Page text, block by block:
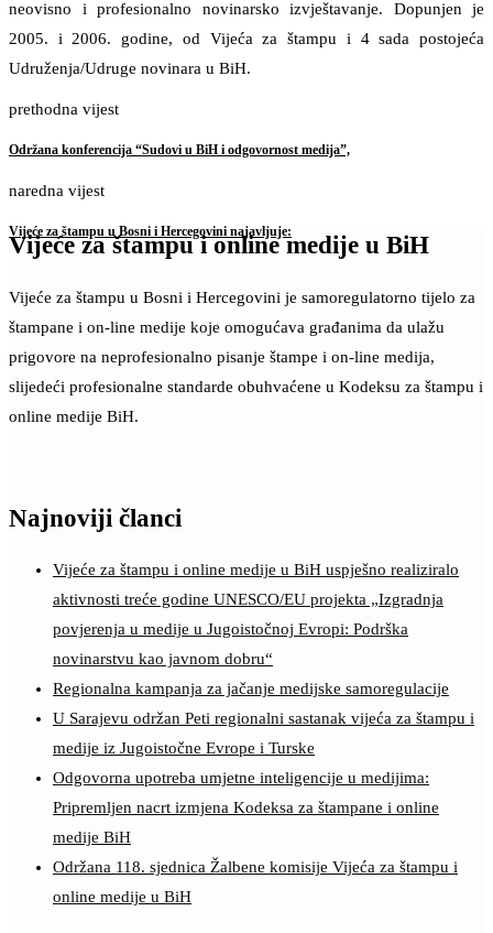
neovisno i profesionalno novinarsko izvještavanje. Dopunjen je
2005. i 2006. godine, od Vijeća za štampu i 4 sada postojeća
Udruženja/Udruge novinara u BiH.
prethodna vijest
Održana konferencija “Sudovi u BiH i odgovornost medija”,
naredna vijest
Vijeće za štampu u Bosni i Hercegovini najavljuje:
Vijeće za štampu i online medije u BiH
Vijeće za štampu u Bosni i Hercegovini je samoregulatorno tijelo za
štampane i on-line medije koje omogućava građanima da ulažu
prigovore na neprofesionalno pisanje štampe i on-line medija,
slijedeći profesionalne standarde obuhvaćene u Kodeksu za štampu i
online medije BiH.
Najnoviji članci
Vijeće za štampu i online medije u BiH uspješno realiziralo
aktivnosti treće godine UNESCO/EU projekta „Izgradnja
povjerenja u medije u Jugoistočnoj Evropi: Podrška
novinarstvu kao javnom dobru“
Regionalna kampanja za jačanje medijske samoregulacije
U Sarajevu održan Peti regionalni sastanak vijeća za štampu i
medije iz Jugoistočne Evrope i Turske
Odgovorna upotreba umjetne inteligencije u medijima:
Pripremljen nacrt izmjena Kodeksa za štampane i online
medije BiH
Održana 118. sjednica Žalbene komisije Vijeća za štampu i
online medije u BiH